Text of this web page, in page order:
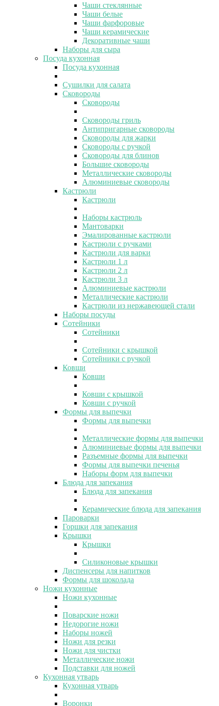
Чаши стеклянные
Чаши белые
Чаши фарфоровые
Чаши керамические
Декоративные чаши
Наборы для сыра
Посуда кухонная
Посуда кухонная
Сушилки для салата
Сковороды
Сковороды
Сковороды гриль
Антипригарные сковороды
Сковороды для жарки
Сковороды с ручкой
Сковороды для блинов
Большие сковороды
Металлические сковороды
Алюминиевые сковороды
Кастрюли
Кастрюли
Наборы кастрюль
Мантоварки
Эмалированные кастрюли
Кастрюли с ручками
Кастрюли для варки
Кастрюли 1 л
Кастрюли 2 л
Кастрюли 3 л
Алюминиевые кастрюли
Металлические кастрюли
Кастрюли из нержавеющей стали
Наборы посуды
Сотейники
Сотейники
Сотейники с крышкой
Сотейники с ручкой
Ковши
Ковши
Ковши с крышкой
Ковши с ручкой
Формы для выпечки
Формы для выпечки
Металлические формы для выпечки
Алюминиевые формы для выпечки
Разъемные формы для выпечки
Формы для выпечки печенья
Наборы форм для выпечки
Блюда для запекания
Блюда для запекания
Керамические блюда для запекания
Пароварки
Горшки для запекания
Крышки
Крышки
Силиконовые крышки
Диспенсеры для напитков
Формы для шоколада
Ножи кухонные
Ножи кухонные
Поварские ножи
Недорогие ножи
Наборы ножей
Ножи для резки
Ножи для чистки
Металлические ножи
Подставки для ножей
Кухонная утварь
Кухонная утварь
Воронки